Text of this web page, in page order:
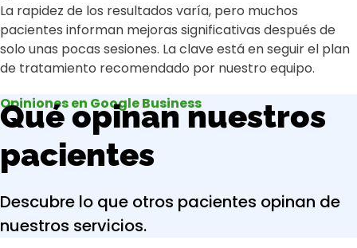
La rapidez de los resultados varía, pero muchos
pacientes informan mejoras significativas después de
solo unas pocas sesiones. La clave está en seguir el plan
de tratamiento recomendado por nuestro equipo.
Opiniones en Google Business
Qué opinan nuestros
pacientes
Descubre lo que otros pacientes opinan de
nuestros servicios.